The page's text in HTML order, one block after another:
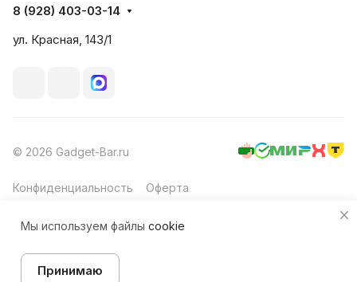
8 (928) 403-03-14
ул. Красная, 143/1
© 2026 Gadget-Bar.ru
Конфиденциальность Оферта
Мы используем файлы cookie
Принимаю